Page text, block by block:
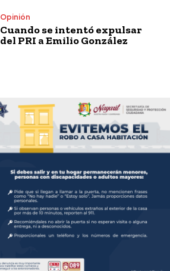
Opinión
Cuando se intentó expulsar
del PRI a Emilio González